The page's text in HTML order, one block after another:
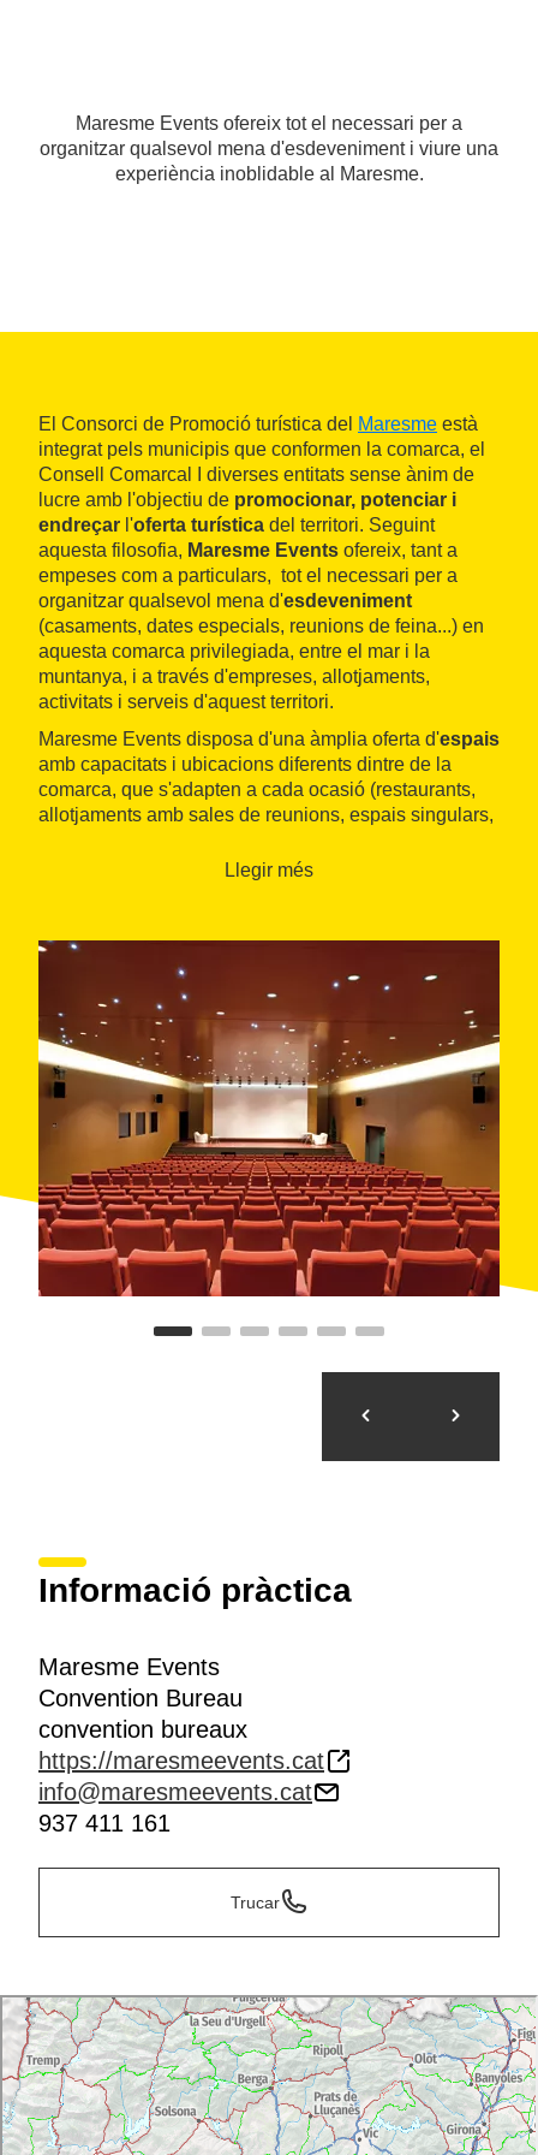
Maresme Events ofereix tot el necessari per a
organitzar qualsevol mena d'esdeveniment i viure una
experiència inoblidable al Maresme.
El Consorci de Promoció turística del Maresme està
integrat pels municipis que conformen la comarca, el
Consell Comarcal I diverses entitats sense ànim de
lucre amb l'objectiu de promocionar, potenciar i
endreçar l'oferta turística del territori. Seguint
aquesta filosofia, Maresme Events ofereix, tant a
empeses com a particulars, tot el necessari per a
organitzar qualsevol mena d'esdeveniment
(casaments, dates especials, reunions de feina...) en
aquesta comarca privilegiada, entre el mar i la
muntanya, i a través d'empreses, allotjaments,
activitats i serveis d'aquest territori.
Maresme Events disposa d'una àmplia oferta d'espais
amb capacitats i ubicacions diferents dintre de la
comarca, que s'adapten a cada ocasió (restaurants,
allotjaments amb sales de reunions, espais singulars,
perquè l'organització I el resultat
congressos...). Aprofitant el potencial del Maresme
com a referent enactivitats
través de Maresme Events també es poden contractar
experiències per a fer de qualsevol trobada o reunió
una vivència única i personalitzada (lloguer de
vaixells, tallers, activitats d'aventura...).
Llegir més
Informació pràctica
Maresme Events
Convention Bureau
convention bureaux
https://maresmeevents.cat
info@maresmeevents.cat
937 411 161
Trucar